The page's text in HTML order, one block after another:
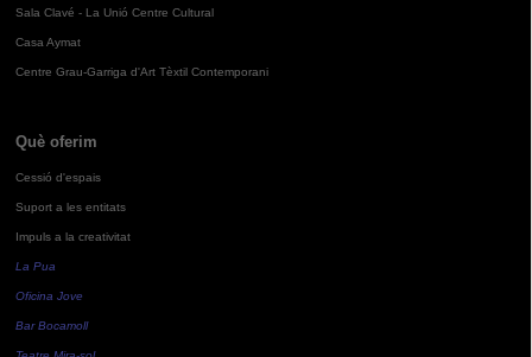
Sala Clavé - La Unió Centre Cultural
Casa Aymat
Centre Grau-Garriga d'Art Tèxtil Contemporani
Què oferim
Cessió d'espais
Suport a les entitats
Impuls a la creativitat
La Pua
Oficina Jove
Bar Bocamoll